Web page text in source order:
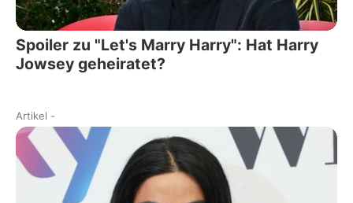
Spoiler zu "Let's Marry Harry": Hat Harry
Jowsey geheiratet?
Artikel -